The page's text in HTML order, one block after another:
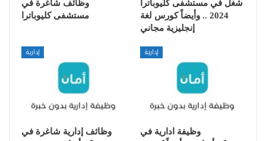
وظائف شاغرة في
مستشفى كليوباترا
شغل في مستشفى كليوباترا
2024 .. وأيضاً كورس لغة
إنجليزية مجاني
إدارية
وظائف إدارية شاغرة في
إدارية
وظيفة ادارية في